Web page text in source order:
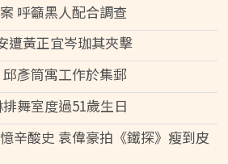
呼籲黑人配合調查
遭黃正宜岑珈其夾擊
彥筒寓工作於集郵
舞室度過51歲生日
辛酸史 袁偉豪拍《鐵探》瘦到皮